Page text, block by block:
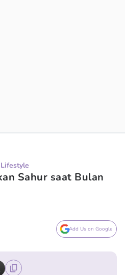
Sahur saat Bulan
Add Us on Google